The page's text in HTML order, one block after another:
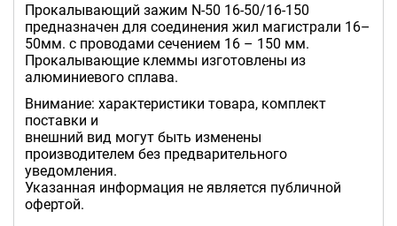
Прокалывающий зажим N-50 16-50/16-150
предназначен для соединения жил магистрали 16–
50мм. с проводами сечением 16 – 150 мм.
Прокалывающие клеммы изготовлены из
алюминиевого сплава.
Внимание: характеристики товара, комплект
поставки и
внешний вид могут быть изменены
производителем без предварительного
уведомления.
Указанная информация не является публичной
офертой.